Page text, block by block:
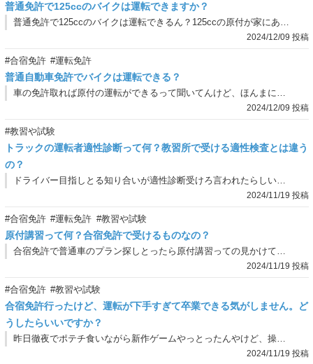
普通免許で125ccのバイクは運転できますか？
普通免許で125ccのバイクは運転できるん？125ccの原付が家にあんねんけど、車の免許で運転できるんか知りたいねん。
2024/12/09 投稿
#合宿免許 #運転免許
普通自動車免許でバイクは運転できる？
車の免許取れば原付の運転ができるって聞いてんけど、ほんまにできるん？
2024/12/09 投稿
#教習や試験
トラックの運転者適性診断って何？教習所で受ける適性検査とは違う
の？
ドライバー目指しとる知り合いが適性診断受けろ言われたらしいねんけど、どうも視力検査とかとは違うみたいなんや。どんな診断なんやろか。
2024/11/19 投稿
#合宿免許 #運転免許 #教習や試験
原付講習って何？合宿免許で受けるものなの？
合宿免許で普通車のプラン探しとったら原付講習っての見かけてんけど、どういうもんなん？
2024/11/19 投稿
#合宿免許 #教習や試験
合宿免許行ったけど、運転が下手すぎて卒業できる気がしません。ど
うしたらいいですか？
昨日徹夜でポテチ食いながら新作ゲームやっとったんやけど、操作ミスりまくって大変やったわ。こんなん合宿免許行っても落ちこぼれる気しかせえへんわ。
2024/11/19 投稿